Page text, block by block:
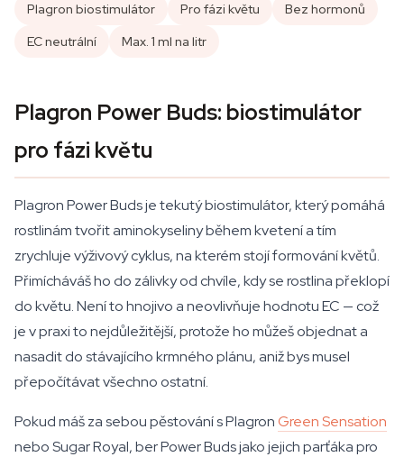
Plagron biostimulátor Pro fázi květu
Bez hormonů
EC neutrální
Max. 1 ml na litr
Plagron Power Buds: biostimulátor
pro fázi květu
Plagron Power Buds je tekutý biostimulátor, který pomáhá
rostlinám tvořit aminokyseliny během kvetení a tím
zrychluje výživový cyklus, na kterém stojí formování květů.
Přimícháváš ho do zálivky od chvíle, kdy se rostlina překlopí
do květu. Není to hnojivo a neovlivňuje hodnotu EC — což
je v praxi to nejdůležitější, protože ho můžeš objednat a
nasadit do stávajícího krmného plánu, aniž bys musel
přepočítávat všechno ostatní.
Pokud máš za sebou pěstování s PlagronGreen Sensation
neboSugar Royal, ber Power Buds jako jejich parťáka pro